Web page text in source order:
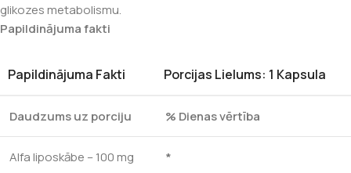
glikozes metabolismu.
Papildinājuma fakti
Papildinājuma Fakti Porcijas Lielums: 1 Kapsula
Daudzums uz porciju % Dienas vērtība
Alfa liposkābe – 100 mg *